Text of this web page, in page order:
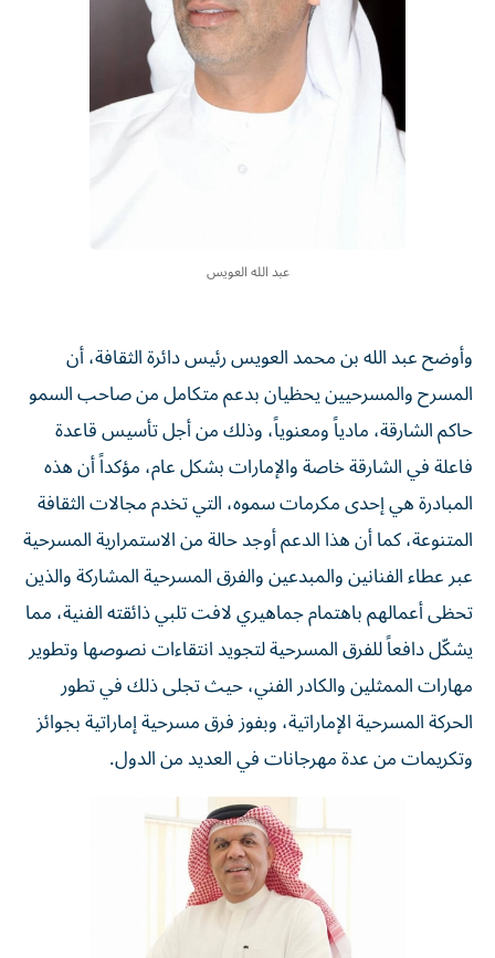
عبد الله العويس
وأوضح عبد الله بن محمد العويس رئيس دائرة الثقافة، أن
المسرح والمسرحيين يحظيان بدعم متكامل من صاحب السمو
حاكم الشارقة، مادياً ومعنوياً، وذلك من أجل تأسيس قاعدة
فاعلة في الشارقة خاصة والإمارات بشكل عام، مؤكداً أن هذه
المبادرة هي إحدى مكرمات سموه، التي تخدم مجالات الثقافة
المتنوعة، كما أن هذا الدعم أوجد حالة من الاستمرارية المسرحية
عبر عطاء الفنانين والمبدعين والفرق المسرحية المشاركة والذين
تحظى أعمالهم باهتمام جماهيري لافت تلبي ذائقته الفنية، مما
يشكّل دافعاً للفرق المسرحية لتجويد انتقاءات نصوصها وتطوير
مهارات الممثلين والكادر الفني، حيث تجلى ذلك في تطور
الحركة المسرحية الإماراتية، وبفوز فرق مسرحية إماراتية بجوائز
وتكريمات من عدة مهرجانات في العديد من الدول.